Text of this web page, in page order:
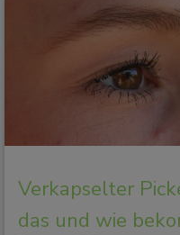
Verkapselter
das und wie